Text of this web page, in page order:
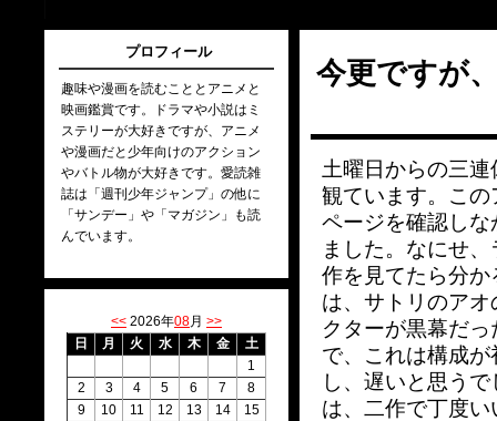
今更ですが
土曜日からの三
観ています。こ
ページを確認し
ました。なにせ
作を見てたら分
は、サトリのア
クターが黒幕だ
で、これは構成
し、遅いと思う
は、二作で丁度い
プロフィール
趣味や漫画を読むこととアニメと
映画鑑賞です。ドラマや小説はミ
ステリーが大好きですが、アニメ
や漫画だと少年向けのアクション
やバトル物が大好きです。愛読雑
誌は「週刊少年ジャンプ」の他に
「サンデー」や「マガジン」も読
んでいます。
<< 2026年08月 >>
日
月 火 水 木 金
土
1
2
3 4 5 6 7
8
9
10 11 12 13 14
15